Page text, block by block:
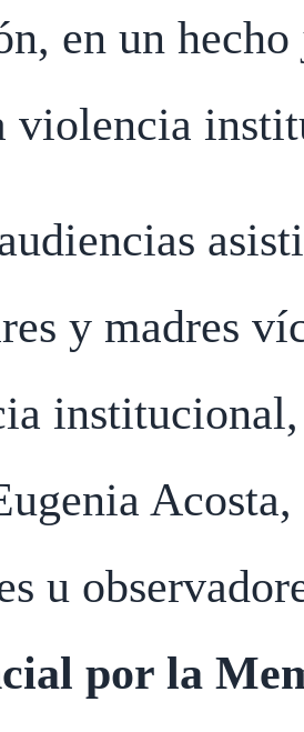
en un
violencia
y madres
institucional,
u
por la